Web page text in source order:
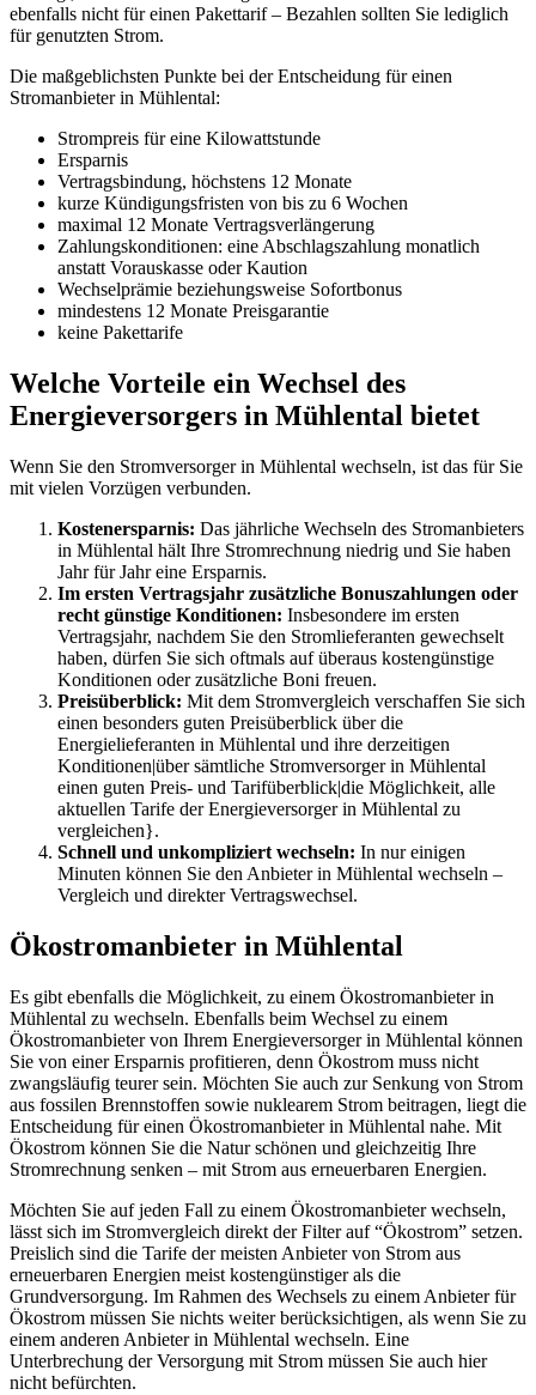
ebenfalls nicht für einen Pakettarif – Bezahlen sollten Sie lediglich
für genutzten Strom.
Die maßgeblichsten Punkte bei der Entscheidung für einen
Stromanbieter in Mühlental:
Strompreis für eine Kilowattstunde
Ersparnis
Vertragsbindung, höchstens 12 Monate
kurze Kündigungsfristen von bis zu 6 Wochen
maximal 12 Monate Vertragsverlängerung
Zahlungskonditionen: eine Abschlagszahlung monatlich
anstatt Vorauskasse oder Kaution
Wechselprämie beziehungsweise Sofortbonus
mindestens 12 Monate Preisgarantie
keine Pakettarife
Welche Vorteile ein Wechsel des
Energieversorgers in Mühlental bietet
Wenn Sie den Stromversorger in Mühlental wechseln, ist das für Sie
mit vielen Vorzügen verbunden.
Kostenersparnis: Das jährliche Wechseln des Stromanbieters
in Mühlental hält Ihre Stromrechnung niedrig und Sie haben
Jahr für Jahr eine Ersparnis.
Im ersten Vertragsjahr zusätzliche Bonuszahlungen oder
recht günstige Konditionen: Insbesondere im ersten
Vertragsjahr, nachdem Sie den Stromlieferanten gewechselt
haben, dürfen Sie sich oftmals auf überaus kostengünstige
Konditionen oder zusätzliche Boni freuen.
Preisüberblick: Mit dem Stromvergleich verschaffen Sie sich
einen besonders guten Preisüberblick über die
Energielieferanten in Mühlental und ihre derzeitigen
Konditionen|über sämtliche Stromversorger in Mühlental
einen guten Preis- und Tarifüberblick|die Möglichkeit, alle
aktuellen Tarife der Energieversorger in Mühlental zu
vergleichen}.
Schnell und unkompliziert wechseln: In nur einigen
Minuten können Sie den Anbieter in Mühlental wechseln –
Vergleich und direkter Vertragswechsel.
Ökostromanbieter in Mühlental
Es gibt ebenfalls die Möglichkeit, zu einem Ökostromanbieter in
Mühlental zu wechseln. Ebenfalls beim Wechsel zu einem
Ökostromanbieter von Ihrem Energieversorger in Mühlental können
Sie von einer Ersparnis profitieren, denn Ökostrom muss nicht
zwangsläufig teurer sein. Möchten Sie auch zur Senkung von Strom
aus fossilen Brennstoffen sowie nuklearem Strom beitragen, liegt die
Entscheidung für einen Ökostromanbieter in Mühlental nahe. Mit
Ökostrom können Sie die Natur schönen und gleichzeitig Ihre
Stromrechnung senken – mit Strom aus erneuerbaren Energien.
Möchten Sie auf jeden Fall zu einem Ökostromanbieter wechseln,
lässt sich im Stromvergleich direkt der Filter auf “Ökostrom” setzen.
Preislich sind die Tarife der meisten Anbieter von Strom aus
erneuerbaren Energien meist kostengünstiger als die
Grundversorgung. Im Rahmen des Wechsels zu einem Anbieter für
Ökostrom müssen Sie nichts weiter berücksichtigen, als wenn Sie zu
einem anderen Anbieter in Mühlental wechseln. Eine
Unterbrechung der Versorgung mit Strom müssen Sie auch hier
nicht befürchten.